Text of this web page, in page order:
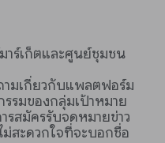
าร์เก็ตและศูนย์ชุมชน
มเกี่ยวกับแพลตฟอร์ม
รมของกลุ่มเป้าหมาย
รสมัครรับจดหมายข่าว
ม่สะดวกใจที่จะบอกชื่อ